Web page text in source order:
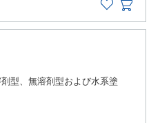
型、無溶剤型および水系塗